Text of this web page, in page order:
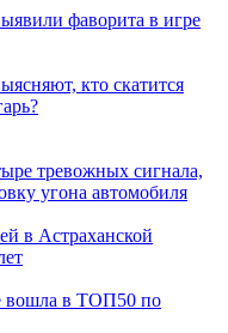
фаворита в игре
кто скатится
тревожных сигнала,
угона автомобиля
в Астраханской
вошла в ТОП50 по